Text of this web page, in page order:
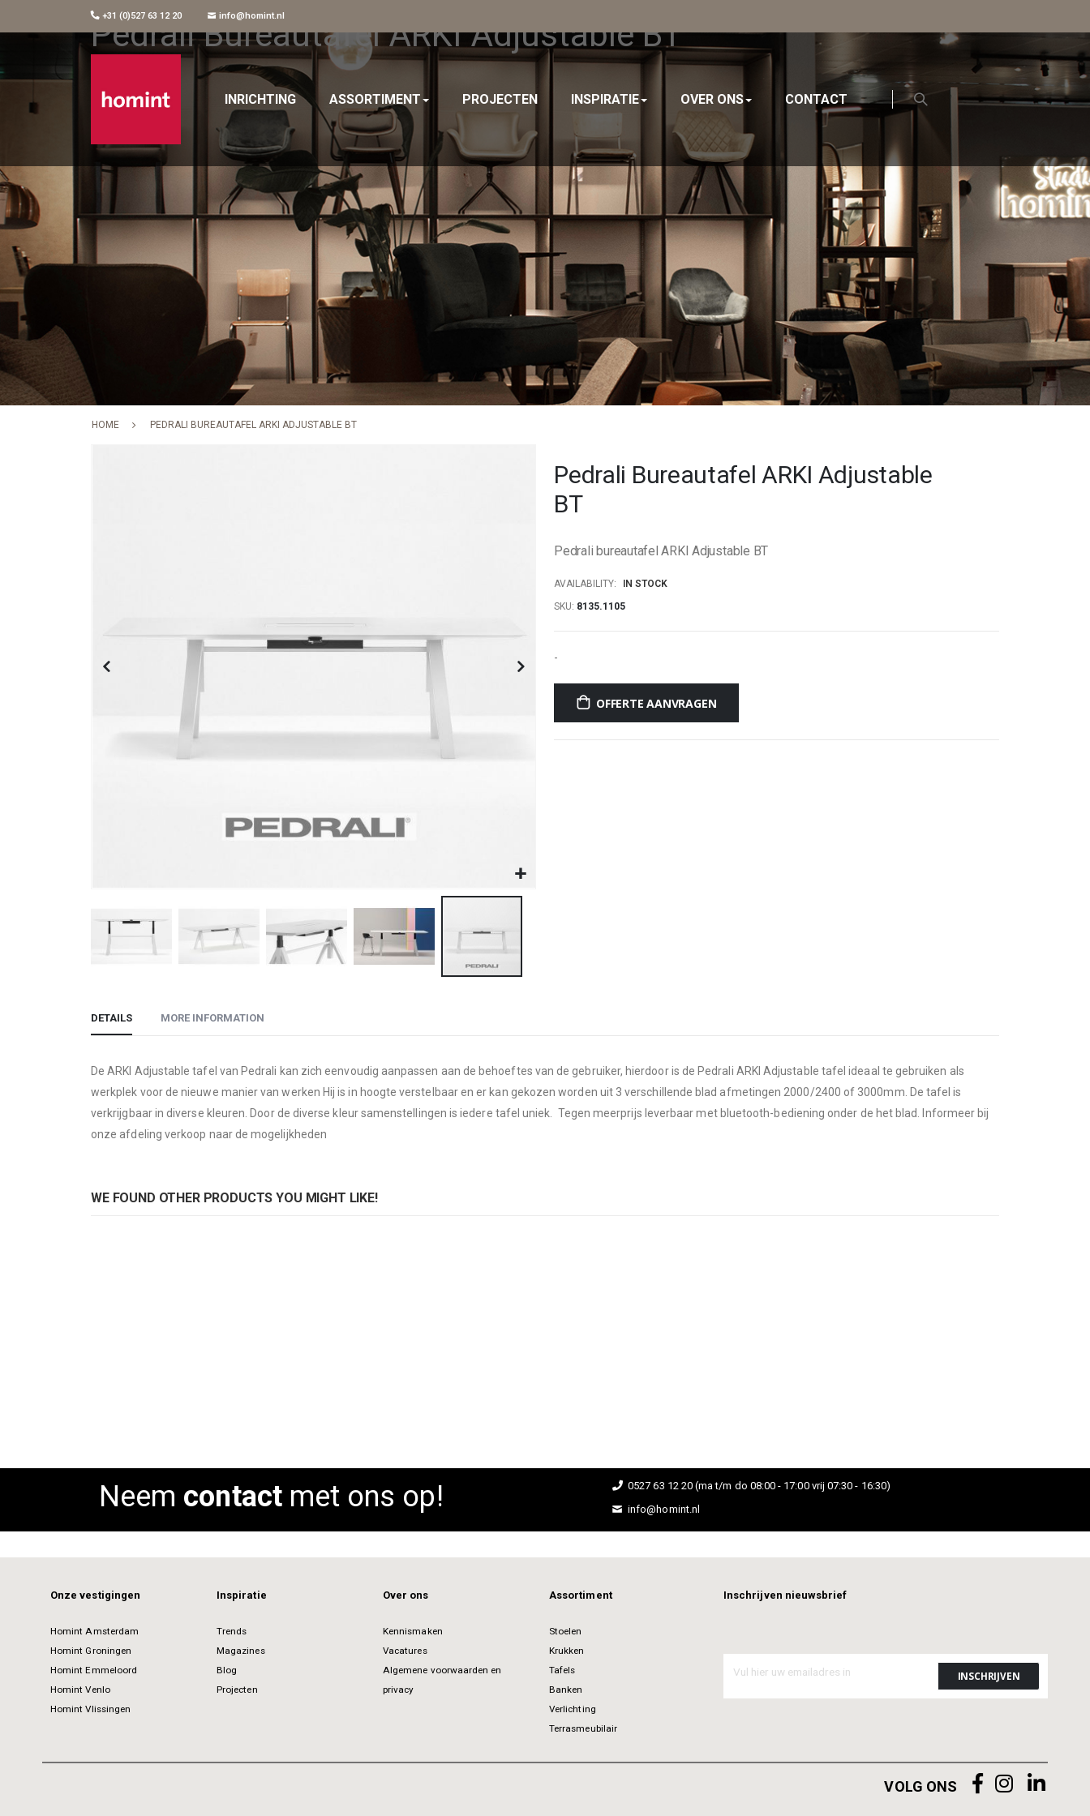
+31 (0)527 63 12 20 info@homint.nl
INRICHTING ASSORTIMENT PROJECTEN INSPIRATIE OVER ONS CONTACT
Pedrali Bureautafel ARKI Adjustable BT
HOME PEDRALI BUREAUTAFEL ARKI ADJUSTABLE BT
the
of
images
gallery
Pedrali Bureautafel ARKI Adjustable
BT
Pedrali bureautafel ARKI Adjustable BT
AVAILABILITY:
IN STOCK
SKU 8135.1105
-
OFFERTE AANVRAGEN
DETAILS
De ARKI Adjustable tafel van Pedrali kan zich eenvoudig aanpassen aan de behoeftes van de gebruiker, hierdoor is de Pedrali ARKI Adjustable tafel ideaal te gebruiken als
werkplek voor de nieuwe manier van werken Hij is in hoogte verstelbaar en er kan gekozen worden uit 3 verschillende blad afmetingen 2000/2400 of 3000mm. De tafel is
verkrijgbaar in diverse kleuren. Door de diverse kleur samenstellingen is iedere tafel uniek. Tegen meerprijs leverbaar met bluetooth-bediening onder de het blad. Informeer bij
onze afdeling verkoop naar de mogelijkheden
MORE INFORMATION
WE FOUND OTHER PRODUCTS YOU MIGHT LIKE!
Neem contactmet ons op!
0527 63 12 20 (ma t/m do 08:00 - 17:00 vrij 07:30 - 16:30)
info@homint.nl
Onze vestigingen
Homint Amsterdam
Homint Groningen
Homint Emmeloord
Homint Venlo
Homint Vlissingen
Inspiratie
Trends
Magazines
Blog
Projecten
Over ons
Kennismaken
Vacatures
Algemene voorwaarden en
privacy
Assortiment
Stoelen
Krukken
Tafels
Banken
Verlichting
Terrasmeubilair
Inschrijven nieuwsbrief
VOLG ONS